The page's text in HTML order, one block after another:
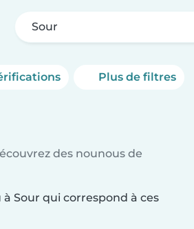
Sour
Plus de filtres
des nounous de
Sour qui correspond à ces